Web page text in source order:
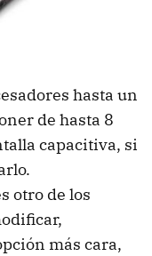
hasta un
de hasta 8
capacitiva, si
otro de los
más cara,